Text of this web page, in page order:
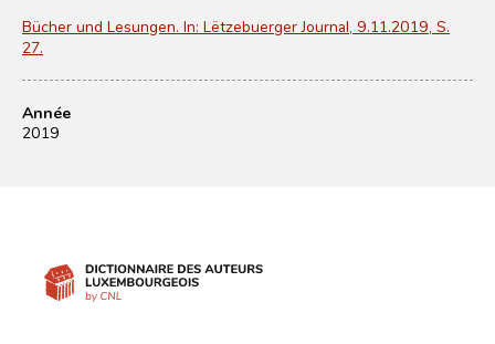
Bücher und Lesungen. In: Lëtzebuerger Journal, 9.11.2019, S.
27.
Année
2019